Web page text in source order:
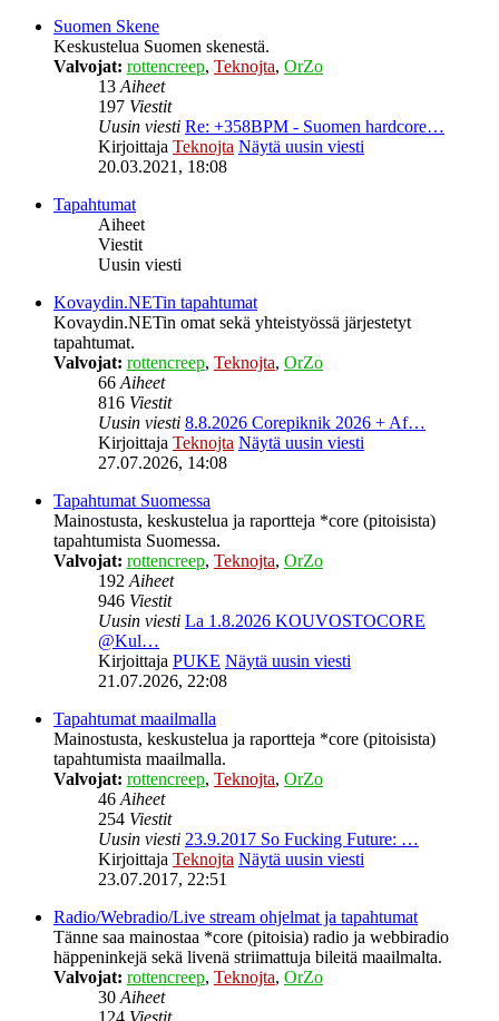
Suomen Skene
Keskustelua Suomen skenestä.
Valvojat: rottencreep, Teknojta, OrZo
13Aiheet
197 Viestit
Uusin viesti Re: +358BPM - Suomen hardcore…
Kirjoittaja Teknojta Näytä uusin viesti
20.03.2021, 18:08
Tapahtumat
Aiheet
Viestit
Uusin viesti
Kovaydin.NETin tapahtumat
Kovaydin.NETin omat sekä yhteistyössä järjestetyt
tapahtumat.
Valvojat: rottencreep, Teknojta, OrZo
66Aiheet
816 Viestit
Uusin viesti 8.8.2026 Corepiknik 2026 + Af…
Kirjoittaja Teknojta Näytä uusin viesti
27.07.2026, 14:08
Tapahtumat Suomessa
Mainostusta, keskustelua ja raportteja *core (pitoisista)
tapahtumista Suomessa.
Valvojat: rottencreep, Teknojta, OrZo
192Aiheet
946 Viestit
Uusin viesti La 1.8.2026 KOUVOSTOCORE
@Kul…
Kirjoittaja PUKE Näytä uusin viesti
21.07.2026, 22:08
Tapahtumat maailmalla
Mainostusta, keskustelua ja raportteja *core (pitoisista)
tapahtumista maailmalla.
Valvojat: rottencreep, Teknojta, OrZo
46Aiheet
254 Viestit
Uusin viesti 23.9.2017 So Fucking Future: …
Kirjoittaja Teknojta Näytä uusin viesti
23.07.2017, 22:51
Radio/Webradio/Live stream ohjelmat ja tapahtumat
Tänne saa mainostaa *core (pitoisia) radio ja webbiradio
häppeninkejä sekä livenä striimattuja bileitä maailmalta.
Valvojat: rottencreep, Teknojta, OrZo
30Aiheet